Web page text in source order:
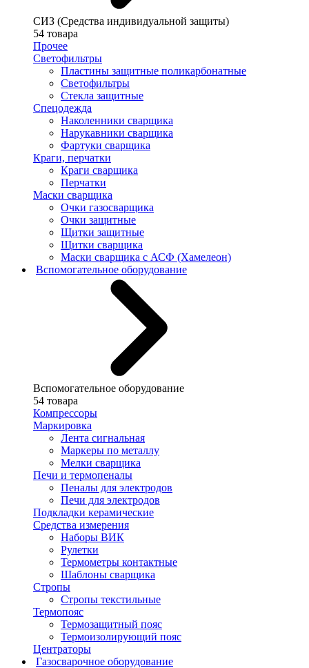
СИЗ (Средства индивидуальной защиты)
54 товара
Прочее
Светофильтры
Пластины защитные поликарбонатные
Светофильтры
Стекла защитные
Спецодежда
Наколенники сварщика
Нарукавники сварщика
Фартуки сварщика
Краги, перчатки
Краги сварщика
Перчатки
Маски сварщика
Очки газосварщика
Очки защитные
Щитки защитные
Щитки сварщика
Маски сварщика с АСФ (Хамелеон)
Вспомогательное оборудование
Вспомогательное оборудование
54 товара
Компрессоры
Маркировка
Лента сигнальная
Маркеры по металлу
Мелки сварщика
Печи и термопеналы
Пеналы для электродов
Печи для электродов
Подкладки керамические
Средства измерения
Наборы ВИК
Рулетки
Термометры контактные
Шаблоны сварщика
Стропы
Стропы текстильные
Термопояс
Термозащитный пояс
Термоизолирующий пояс
Центраторы
Газосварочное оборудование